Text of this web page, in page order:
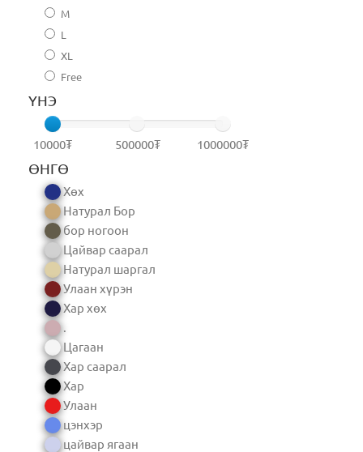
M
L
XL
Free
ҮНЭ
10000₮ 500000₮ 1000000₮
ӨНГӨ
Хөх
Натурал Бор
бор ногоон
Цайвар саарал
Натурал шаргал
Улаан хүрэн
Хар хөх
.
Цагаан
Хар саарал
Хар
Улаан
цэнхэр
цайвар ягаан